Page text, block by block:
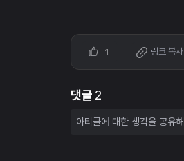
1 링크 복사
댓글 2